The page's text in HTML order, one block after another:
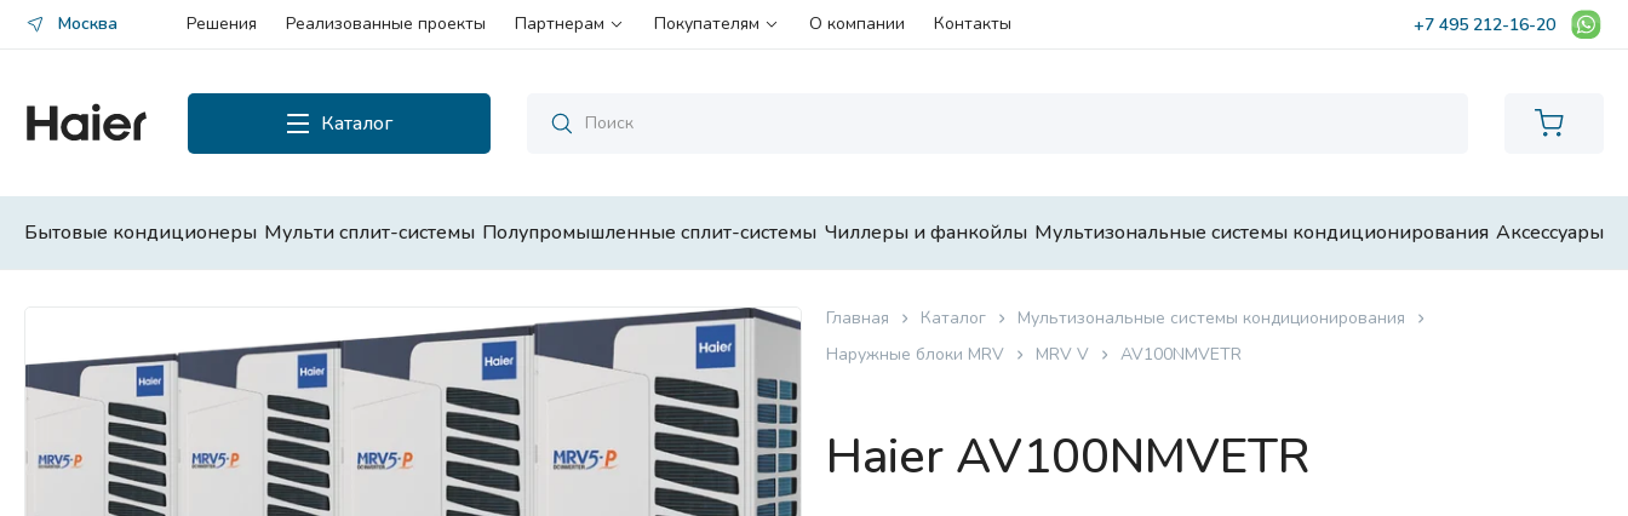
Москва Решения Реализованные проекты Партнерам Покупателям О компании Контакты +7 495 212-16-20
Каталог
Бытовые кондиционеры Мульти сплит-системы Полупромышленные сплит-системы Чиллеры и фанкойлы Мультизональные системы кондиционирования Аксессуары
Каталог Смотреть все
Мульти сплит-системы
Полупромышленные сплит-
системы
Чиллеры и фанкойлы
Главная Каталог
Мультизональные системы кондиционирования
Наружные блоки MRV
MRV V AV100NMVETR
Haier AV100NMVETR